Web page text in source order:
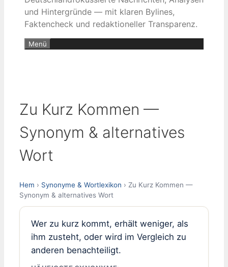
und Hintergründe — mit klaren Bylines,
Faktencheck und redaktioneller Transparenz.
Menü
Zu Kurz Kommen —
Synonym & alternatives
Wort
Hem › Synonyme & Wortlexikon › Zu Kurz Kommen —
Synonym & alternatives Wort
Wer zu kurz kommt, erhält weniger, als
ihm zusteht, oder wird im Vergleich zu
anderen benachteiligt.